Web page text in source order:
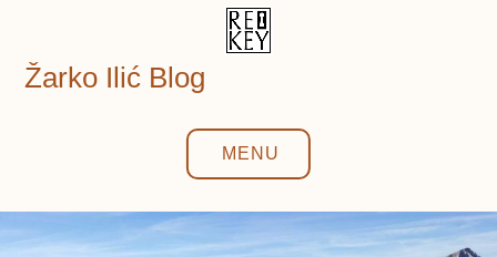
content
Žarko Ilić Blog
MENU